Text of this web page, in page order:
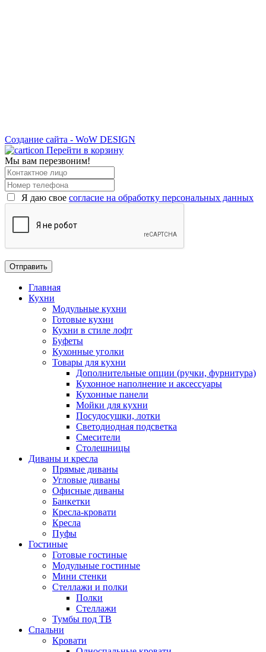
Создание сайта - WoW DESIGN
Перейти в корзину
Мы вам перезвоним!
Я даю свое согласие на обработку персональных данных
Главная
Кухни
Модульные кухни
Готовые кухни
Кухни в стиле лофт
Буфеты
Кухонные уголки
Товары для кухни
Дополнительные опции (ручки, фурнитура)
Кухонное наполнение и аксессуары
Кухонные панели
Мойки для кухни
Посудосушки, лотки
Светодиодная подсветка
Смесители
Столешницы
Диваны и кресла
Прямые диваны
Угловые диваны
Офисные диваны
Банкетки
Кресла-кровати
Кресла
Пуфы
Гостиные
Готовые гостиные
Модульные гостиные
Мини стенки
Стеллажи и полки
Полки
Стеллажи
Тумбы под ТВ
Спальни
Кровати